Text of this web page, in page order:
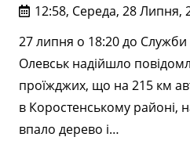
12:58, Середа, 28 Липня,
27 липня о 18:20 до Служби
Олевськ надійшло
проїжджих, що на 215 км
в Коростенському районі,
впало дерево і…